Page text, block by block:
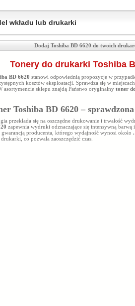
Dodaj Toshiba BD 6620 do twoich
Tonery do drukarki Toshiba
BD 6620 stanowi odpowiednią propozycję w
kosztów eksploatacji. Sprawdza się w
asortymencie sklepu znajdą Państwo oryginalny toner
Toshiba BD 6620 –
przekłada się na oszczędne drukowanie i trwałość
zapewnia wydruki odznaczające się intensywną barwą
producenta, którego wydajność wynosi około .
co pozwala zaoszczędzić czas.